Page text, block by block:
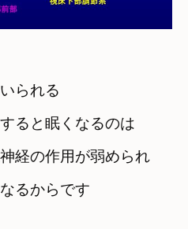
ると眠くなるのは
経の作用が弱められ
るからです